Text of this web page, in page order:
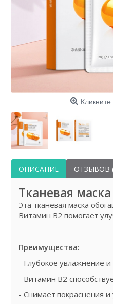
ОПИСАНИЕ ОТЗЫВОВ
Тканевая
Эта тканевая маска
Витамин B2 помогает
Преимущества:
- Глубокое увлажнение
- Витамин B2
- Снимает покраснения и